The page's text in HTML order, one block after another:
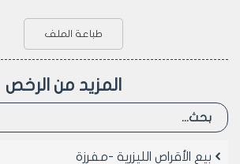
طباعة الملف
المزيد من الرخص
بيع الأقراص الليزرية -مفرزة